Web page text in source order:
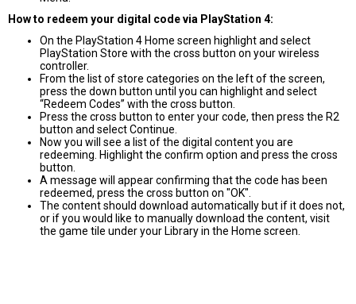
How to redeem your digital code via PlayStation 4:
On the PlayStation 4 Home screen highlight and select
PlayStation Store with the cross button on your wireless
controller.
From the list of store categories on the left of the screen,
press the down button until you can highlight and select
“Redeem Codes” with the cross button.
Press the cross button to enter your code, then press the R2
button and select Continue.
Now you will see a list of the digital content you are
redeeming. Highlight the confirm option and press the cross
button.
A message will appear confirming that the code has been
redeemed, press the cross button on "OK".
The content should download automatically but if it does not,
or if you would like to manually download the content, visit
the game tile under your Library in the Home screen.